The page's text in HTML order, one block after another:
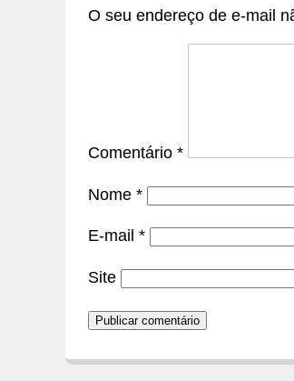
O seu endereço de e-mail
Comentário *
Nome *
E-mail *
Site